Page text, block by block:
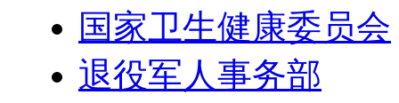
国家卫生健康委员会
退役军人事务部